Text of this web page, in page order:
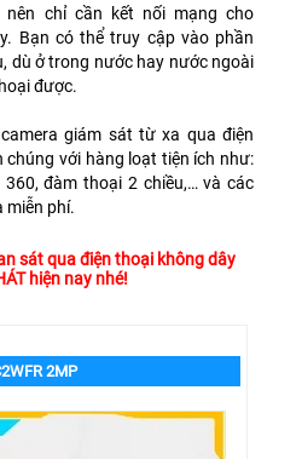
nên chỉ cần kết nối mạng cho
Bạn có thể truy cập vào phần
dù ở trong nước hay nước ngoài
được.
giám sát từ xa qua điện
chúng với hàng loạt tiện ích như:
đàm thoại 2 chiều,… và các
miễn phí.
sát qua điện thoại không dây
hiện nay nhé!
2MP